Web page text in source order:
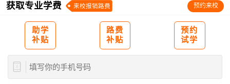
获取专业学费 来校报销路费 预约来校
助学
补贴
路费
补贴
预约
试学